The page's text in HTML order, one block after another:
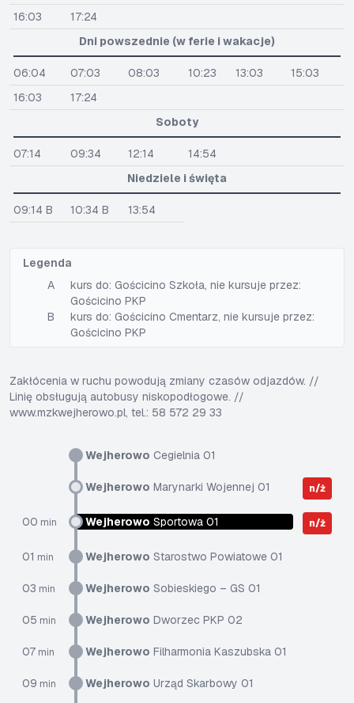
Wejherowo Cegielnia 01
Wejherowo Marynarki Wojennej 01 n/ż
00 min Wejherowo Sportowa 01 n/ż
01 min Wejherowo Starostwo Powiatowe 01
03 min Wejherowo Sobieskiego – GS 01
05 min Wejherowo Dworzec PKP 02
07 min Wejherowo Filharmonia Kaszubska 01
09 min Wejherowo Urząd Skarbowy 01
16:03
17:24
Dni powszednie (w ferie i wakacje)
06:04 07:03 08:03 10:23 13:03
15:03
16:03
17:24
Soboty
07:14 09:34 12:14
14:54
Niedziele i święta
09:14 B 10:34 B 13:54
Legenda
A
kurs do: Gościcino Szkoła, nie kursuje przez:
Gościcino PKP
B
kurs do: Gościcino Cmentarz, nie kursuje przez:
Gościcino PKP
Zakłócenia w ruchu powodują zmiany czasów odjazdów. //
Linię obsługują autobusy niskopodłogowe. //
www.mzkwejherowo.pl, tel.: 58 572 29 33